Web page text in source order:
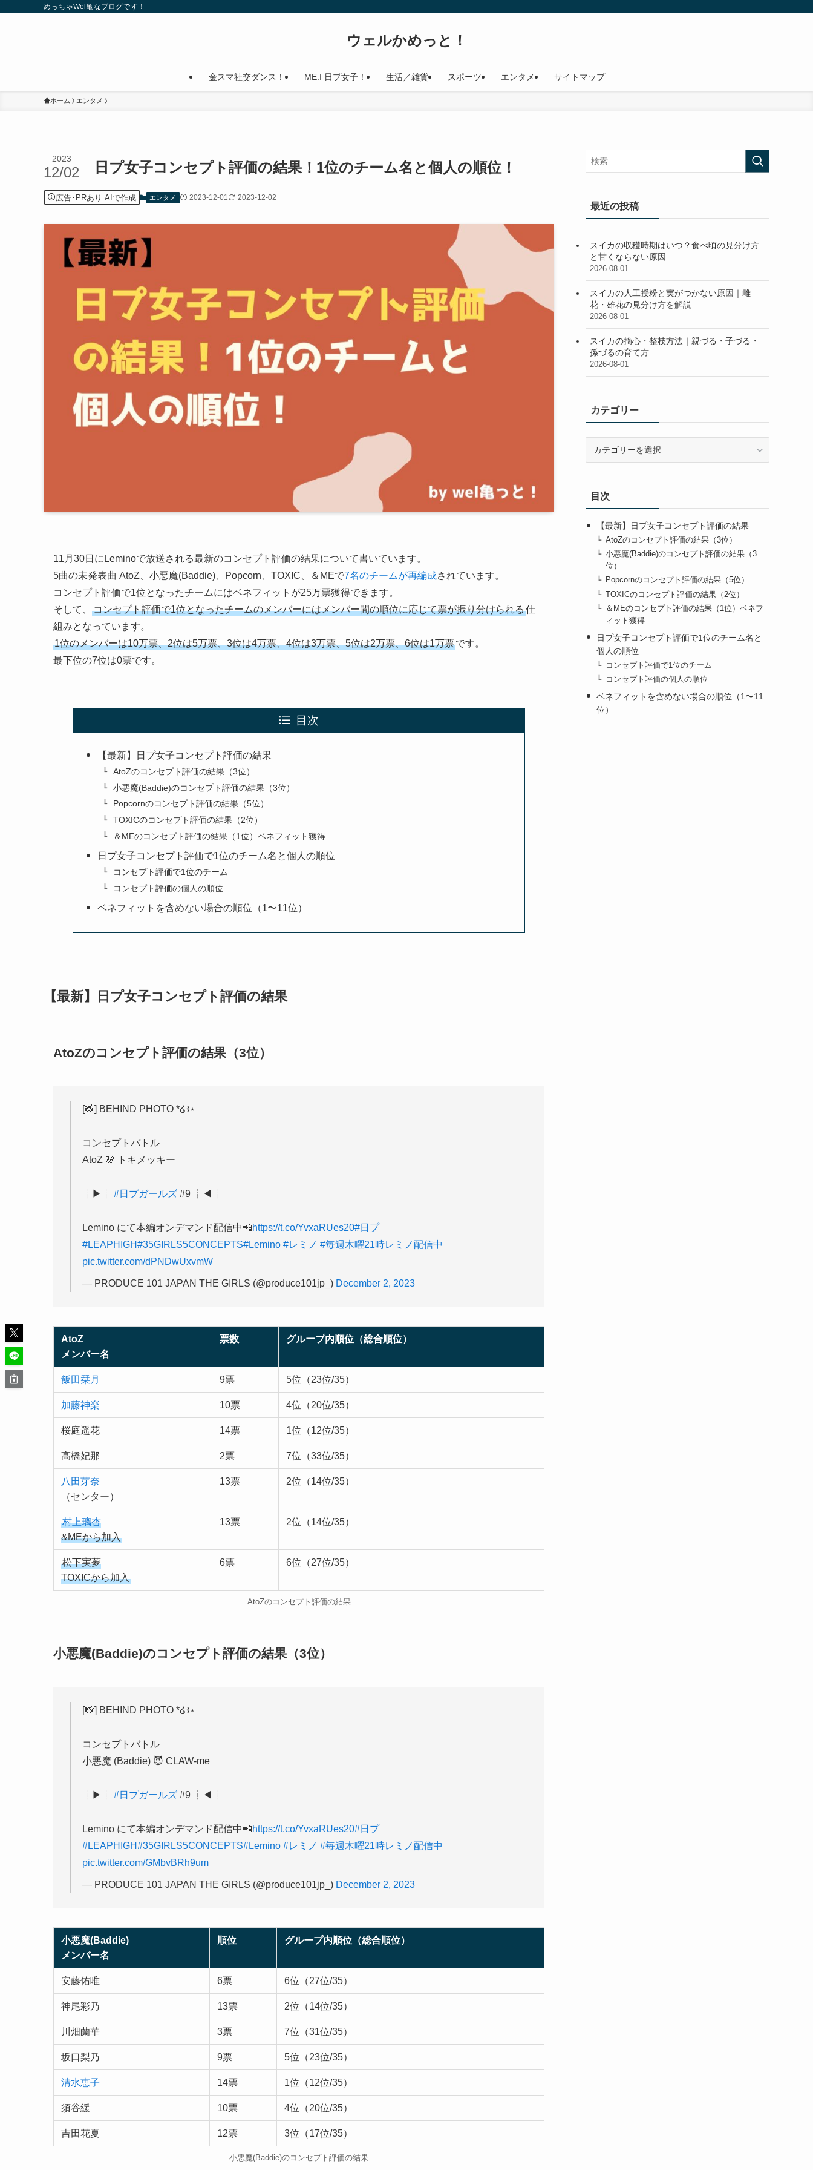
めっちゃWel亀なブログです！
ウェルかめっと！
金スマ社交ダンス！ ME:I 日プ女子！ 生活／雑貨 スポーツ エンタメ サイトマップ
ホーム エンタメ
日プ女子コンセプト評価の結果！1位のチーム名と個人の順位！
2023
12/02
広告･PRあり AIで作成 エンタメ 2023-12-01 2023-12-02
11月30日にLeminoで放送される最新のコンセプト評価の結果について書いています。
5曲の未発表曲 AtoZ、小悪魔(Baddie)、Popcorn、TOXIC、＆MEで7名のチームが再編成されています。
コンセプト評価で1位となったチームにはベネフィットが25万票獲得できます。
そして、
コンセプト評価で1位となったチームのメンバーにはメンバー間の順位に応じて票が振り分けられる仕
組みとなっています。
1位のメンバーは10万票、2位は5万票、3位は4万票、4位は3万票、5位は2万票、6位は1万票です。
最下位の7位は0票です。
目次
【最新】日プ女子コンセプト評価の結果
AtoZのコンセプト評価の結果（3位）
小悪魔(Baddie)のコンセプト評価の結果（3位）
Popcornのコンセプト評価の結果（5位）
TOXICのコンセプト評価の結果（2位）
＆MEのコンセプト評価の結果（1位）ベネフィット獲得
日プ女子コンセプト評価で1位のチーム名と個人の順位
コンセプト評価で1位のチーム
コンセプト評価の個人の順位
ベネフィットを含めない場合の順位（1〜11位）
【最新】日プ女子コンセプト評価の結果
AtoZのコンセプト評価の結果（3位）
[📸] BEHIND PHOTO *໒꒱⋆
コンセプトバトル
AtoZ 🌸 トキメッキー
┊▶┊ #日プガールズ #9 ┊◀┊
Lemino にて本編オンデマンド配信中📲https://t.co/YvxaRUes20#日プ
#LEAPHIGH#35GIRLS5CONCEPTS#Lemino #レミノ #毎週木曜21時レミノ配信中
pic.twitter.com/dPNDwUxvmW
— PRODUCE 101 JAPAN THE GIRLS (@produce101jp_) December 2, 2023
AtoZ
メンバー名
票数 グループ内順位（総合順位）
飯田栞月 9票 5位（23位/35）
加藤神楽 10票 4位（20位/35）
桜庭遥花 14票 1位（12位/35）
髙橋妃那 2票 7位（33位/35）
八田芽奈
（センター）
13票 2位（14位/35）
村上璃杏
&MEから加入
13票 2位（14位/35）
松下実夢
TOXICから加入
6票 6位（27位/35）
AtoZのコンセプト評価の結果
小悪魔(Baddie)のコンセプト評価の結果（3位）
[📸] BEHIND PHOTO *໒꒱⋆
コンセプトバトル
小悪魔 (Baddie) 😈 CLAW-me
┊▶┊ #日プガールズ #9 ┊◀┊
Lemino にて本編オンデマンド配信中📲https://t.co/YvxaRUes20#日プ
#LEAPHIGH#35GIRLS5CONCEPTS#Lemino #レミノ #毎週木曜21時レミノ配信中
pic.twitter.com/GMbvBRh9um
— PRODUCE 101 JAPAN THE GIRLS (@produce101jp_) December 2, 2023
小悪魔(Baddie)
メンバー名
順位 グループ内順位（総合順位）
安藤佑唯 6票 6位（27位/35）
神尾彩乃 13票 2位（14位/35）
川畑蘭華 3票 7位（31位/35）
坂口梨乃 9票 5位（23位/35）
清水恵子 14票 1位（12位/35）
須谷緩 10票 4位（20位/35）
吉田花夏 12票 3位（17位/35）
小悪魔(Baddie)のコンセプト評価の結果
最近の投稿
スイカの収穫時期はいつ？食べ頃の見分け方
と甘くならない原因
2026-08-01
スイカの人工授粉と実がつかない原因｜雌
花・雄花の見分け方を解説
2026-08-01
スイカの摘心・整枝方法｜親づる・子づる・
孫づるの育て方
2026-08-01
カテゴリー
ー目次
【最新】日プ女子コンセプト評価の結果
AtoZのコンセプト評価の結果（3位）
小悪魔(Baddie)のコンセプト評価の結果（3
位）
Popcornのコンセプト評価の結果（5位）
TOXICのコンセプト評価の結果（2位）
＆MEのコンセプト評価の結果（1位）ベネフ
ィット獲得
日プ女子コンセプト評価で1位のチーム名と
個人の順位
コンセプト評価で1位のチーム
コンセプト評価の個人の順位
ベネフィットを含めない場合の順位（1〜11
位）